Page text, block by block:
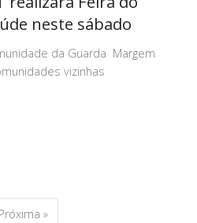
neste sábado
da Guarda Margem
vizinhas
Próxima »